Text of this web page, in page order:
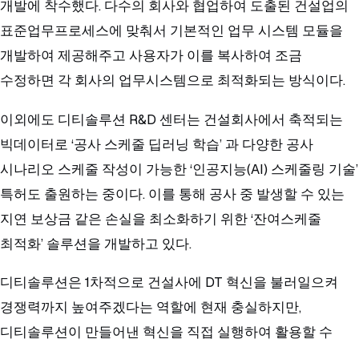
개발에 착수했다. 다수의 회사와 협업하여 도출된 건설업의
표준업무프로세스에 맞춰서 기본적인 업무 시스템 모듈을
개발하여 제공해주고 사용자가 이를 복사하여 조금
수정하면 각 회사의 업무시스템으로 최적화되는 방식이다.
이외에도 디티솔루션 R&D 센터는 건설회사에서 축적되는
빅데이터로 ‘공사 스케줄 딥러닝 학습’ 과 다양한 공사
시나리오 스케줄 작성이 가능한 ‘인공지능(AI) 스케줄링 기술’
특허도 출원하는 중이다. 이를 통해 공사 중 발생할 수 있는
지연 보상금 같은 손실을 최소화하기 위한 ‘잔여스케줄
최적화’ 솔루션을 개발하고 있다.
디티솔루션은 1차적으로 건설사에 DT 혁신을 불러일으켜
경쟁력까지 높여주겠다는 역할에 현재 충실하지만,
디티솔루션이 만들어낸 혁신을 직접 실행하여 활용할 수